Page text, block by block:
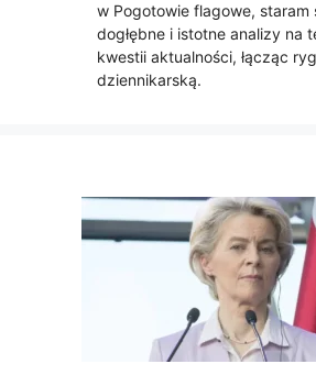
w Pogotowie flagowe, staram
dogłębne i istotne analizy na
kwestii aktualności, łącząc
dziennikarską.